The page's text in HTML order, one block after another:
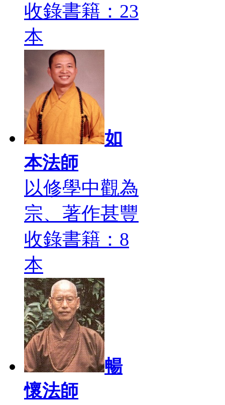
收錄書籍：23
本
如
本法師
以修學中觀為
宗、著作甚豐
收錄書籍：8
本
暢
懷法師